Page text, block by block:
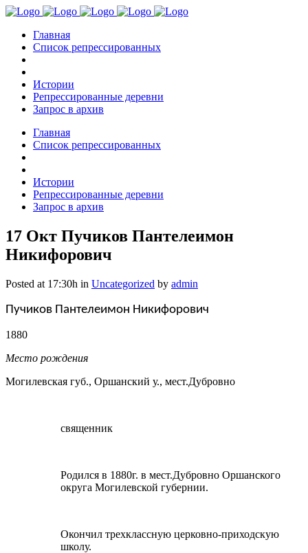
Главная
Список репрессированных
Истории
Репрессированные деревни
Запрос в архив
Главная
Список репрессированных
Истории
Репрессированные деревни
Запрос в архив
17 Окт Пучиков Пантелеимон
Никифорович
Posted at 17:30h in Uncategorized by admin
Пучиков Пантелеимон Никифорович
1880
Место рождения
Могилевская губ., Оршанский у., мест.Дубровно
священник
Родился в 1880г. в мест.Дубровно Оршанского
округа Могилевской губернии.
Окончил трехклассную церковно-приходскую
школу.